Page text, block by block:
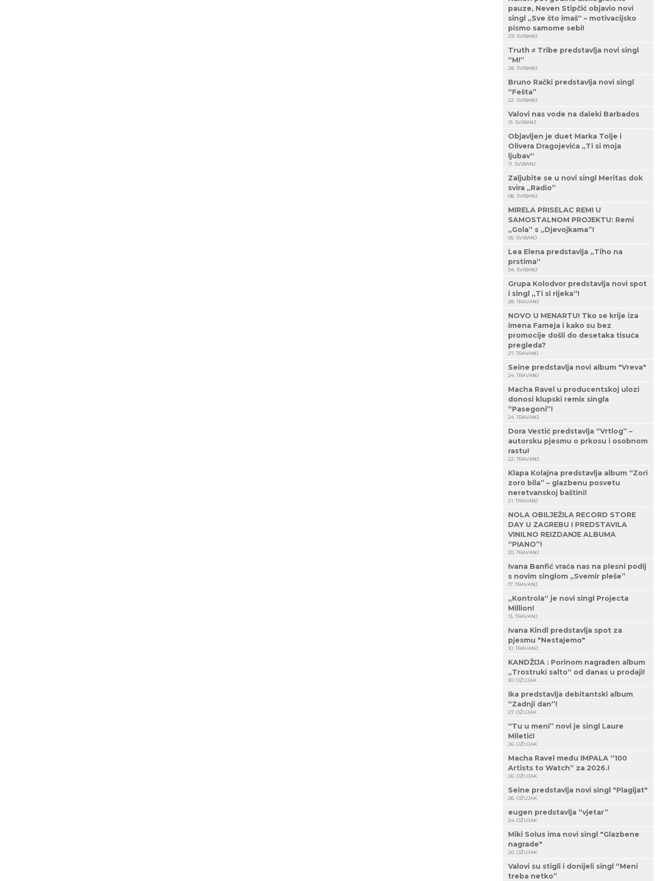
pauze, Neven Stipčić objavio novi
singl „Sve što imaš“ – motivacijsko
pismo samome sebi!
29. SVIBANJ
Truth ≠ Tribe predstavlja novi singl
“M!”
28. SVIBANJ
Bruno Rački predstavlja novi singl
“Fešta”
22. SVIBANJ
Valovi nas vode na daleki Barbados
13. SVIBANJ
Objavljen je duet Marka Tolje i
Olivera Dragojevića „Ti si moja
ljubav“
11. SVIBANJ
Zaljubite se u novi singl Meritas dok
svira „Radio”
08. SVIBANJ
MIRELA PRISELAC REMI U
SAMOSTALNOM PROJEKTU: Remi
„Gola” s „Djevojkama”!
05. SVIBANJ
Lea Elena predstavlja „Tiho na
prstima“
04. SVIBANJ
Grupa Kolodvor predstavlja novi spot
i singl „Ti si rijeka“!
28. TRAVANJ
NOVO U MENARTU! Tko se krije iza
imena Fameja i kako su bez
promocije došli do desetaka tisuća
pregleda?
27. TRAVANJ
Seine predstavlja novi album "Vreva"
24. TRAVANJ
Macha Ravel u producentskoj ulozi
donosi klupski remix singla
“Pasegoni”!
24. TRAVANJ
Dora Vestić predstavlja “Vrtlog” –
autorsku pjesmu o prkosu i osobnom
rastu!
22. TRAVANJ
Klapa Kolajna predstavlja album “Zori
zoro bila” – glazbenu posvetu
neretvanskoj baštini!
21. TRAVANJ
NOLA OBILJEŽILA RECORD STORE
DAY U ZAGREBU I PREDSTAVILA
VINILNO REIZDANJE ALBUMA
“PIANO”!
20. TRAVANJ
Ivana Banfić vraća nas na plesni podij
s novim singlom „Svemir pleše”
17. TRAVANJ
„Kontrola“ je novi singl Projecta
Million!
13. TRAVANJ
Ivana Kindl predstavlja spot za
pjesmu "Nestajemo"
10. TRAVANJ
KANDŽIJA : Porinom nagrađen album
„Trostruki salto“ od danas u prodaji!
30. OŽUJAK
Ika predstavlja debitantski album
“Zadnji dan”!
27. OŽUJAK
“Tu u meni” novi je singl Laure
Miletić!
26. OŽUJAK
Macha Ravel među IMPALA “100
Artists to Watch” za 2026.!
26. OŽUJAK
Seine predstavlja novi singl "Plagijat"
26. OŽUJAK
eugen predstavlja “vjetar”
24. OŽUJAK
Miki Solus ima novi singl "Glazbene
nagrade"
20. OŽUJAK
Valovi su stigli i donijeli singl “Meni
treba netko”